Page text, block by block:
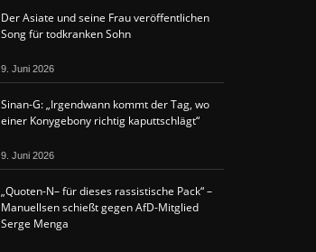
Der Asiate und seine Frau veröffentlichen
Song für todkranken Sohn
9. Juni 2026
Sinan-G: „Irgendwann kommt der Tag, wo
einer Konygebony richtig kaputtschlägt“
9. Juni 2026
„Quoten-N– für dieses rassistische Pack“ –
Manuellsen schießt gegen AfD-Mitglied
Serge Menga